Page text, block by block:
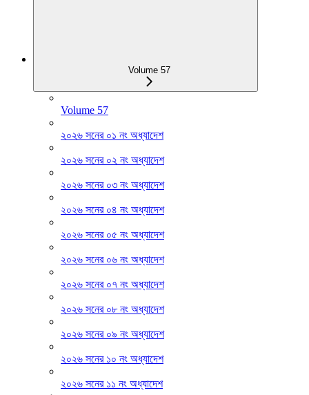
Volume 57
Volume 57
২০২৬ সনের ০১ নং অধ্যাদেশ
২০২৬ সনের ০২ নং অধ্যাদেশ
২০২৬ সনের ০৩ নং অধ্যাদেশ
২০২৬ সনের ০৪ নং অধ্যাদেশ
২০২৬ সনের ০৫ নং অধ্যাদেশ
২০২৬ সনের ০৬ নং অধ্যাদেশ
২০২৬ সনের ০৭ নং অধ্যাদেশ
২০২৬ সনের ০৮ নং অধ্যাদেশ
২০২৬ সনের ০৯ নং অধ্যাদেশ
২০২৬ সনের ১০ নং অধ্যাদেশ
২০২৬ সনের ১১ নং অধ্যাদেশ